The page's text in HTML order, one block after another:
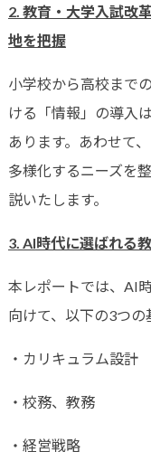
2. 教育・大学入試改
地を把握
小学校から高校まで
ける「情報」の導入
あります。あわせて
多様化するニーズを
説いたします。
3. AI時代に選ばれる
本レポートでは、AI
向けて、以下の3つの
・カリキュラム設計
・校務、教務
・経営戦略